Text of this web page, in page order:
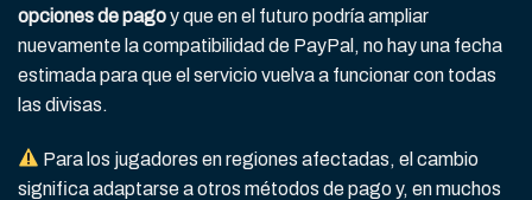
opciones de pagoy que en el futuro podría ampliar
nuevamente la compatibilidad de PayPal, no hay una fecha
estimada para que el servicio vuelva a funcionar con todas
las divisas.
Para los jugadores en regiones afectadas, el cambio
significa adaptarse a otros métodos de pago y, en muchos